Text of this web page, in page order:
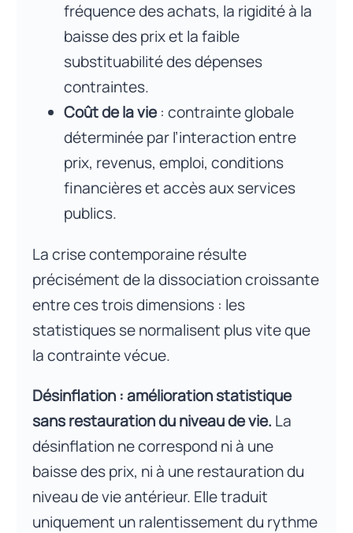
fréquence des achats, la rigidité à la
baisse des prix et la faible
substituabilité des dépenses
contraintes.
Coût de la vie: contrainte globale
déterminée par l’interaction entre
prix, revenus, emploi, conditions
financières et accès aux services
publics.
La crise contemporaine résulte
précisément de la dissociation croissante
entre ces trois dimensions : les
statistiques se normalisent plus vite que
la contrainte vécue.
Désinflation : amélioration statistique
sans restauration du niveau de vie. La
désinflation ne correspond ni à une
baisse des prix, ni à une restauration du
niveau de vie antérieur. Elle traduit
uniquement un ralentissement du rythme